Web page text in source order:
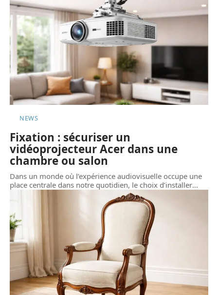
NEWS
Fixation : sécuriser un
vidéoprojecteur Acer dans une
chambre ou salon
Dans un monde où l’expérience audiovisuelle occupe une
place centrale dans notre quotidien, le choix d’installer…